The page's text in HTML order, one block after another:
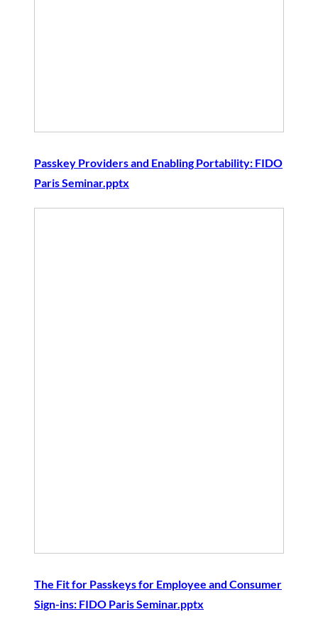
Passkey Providers and Enabling Portability: FIDO
Paris Seminar.pptx
The Fit for Passkeys for Employee and Consumer
Sign-ins: FIDO Paris Seminar.pptx